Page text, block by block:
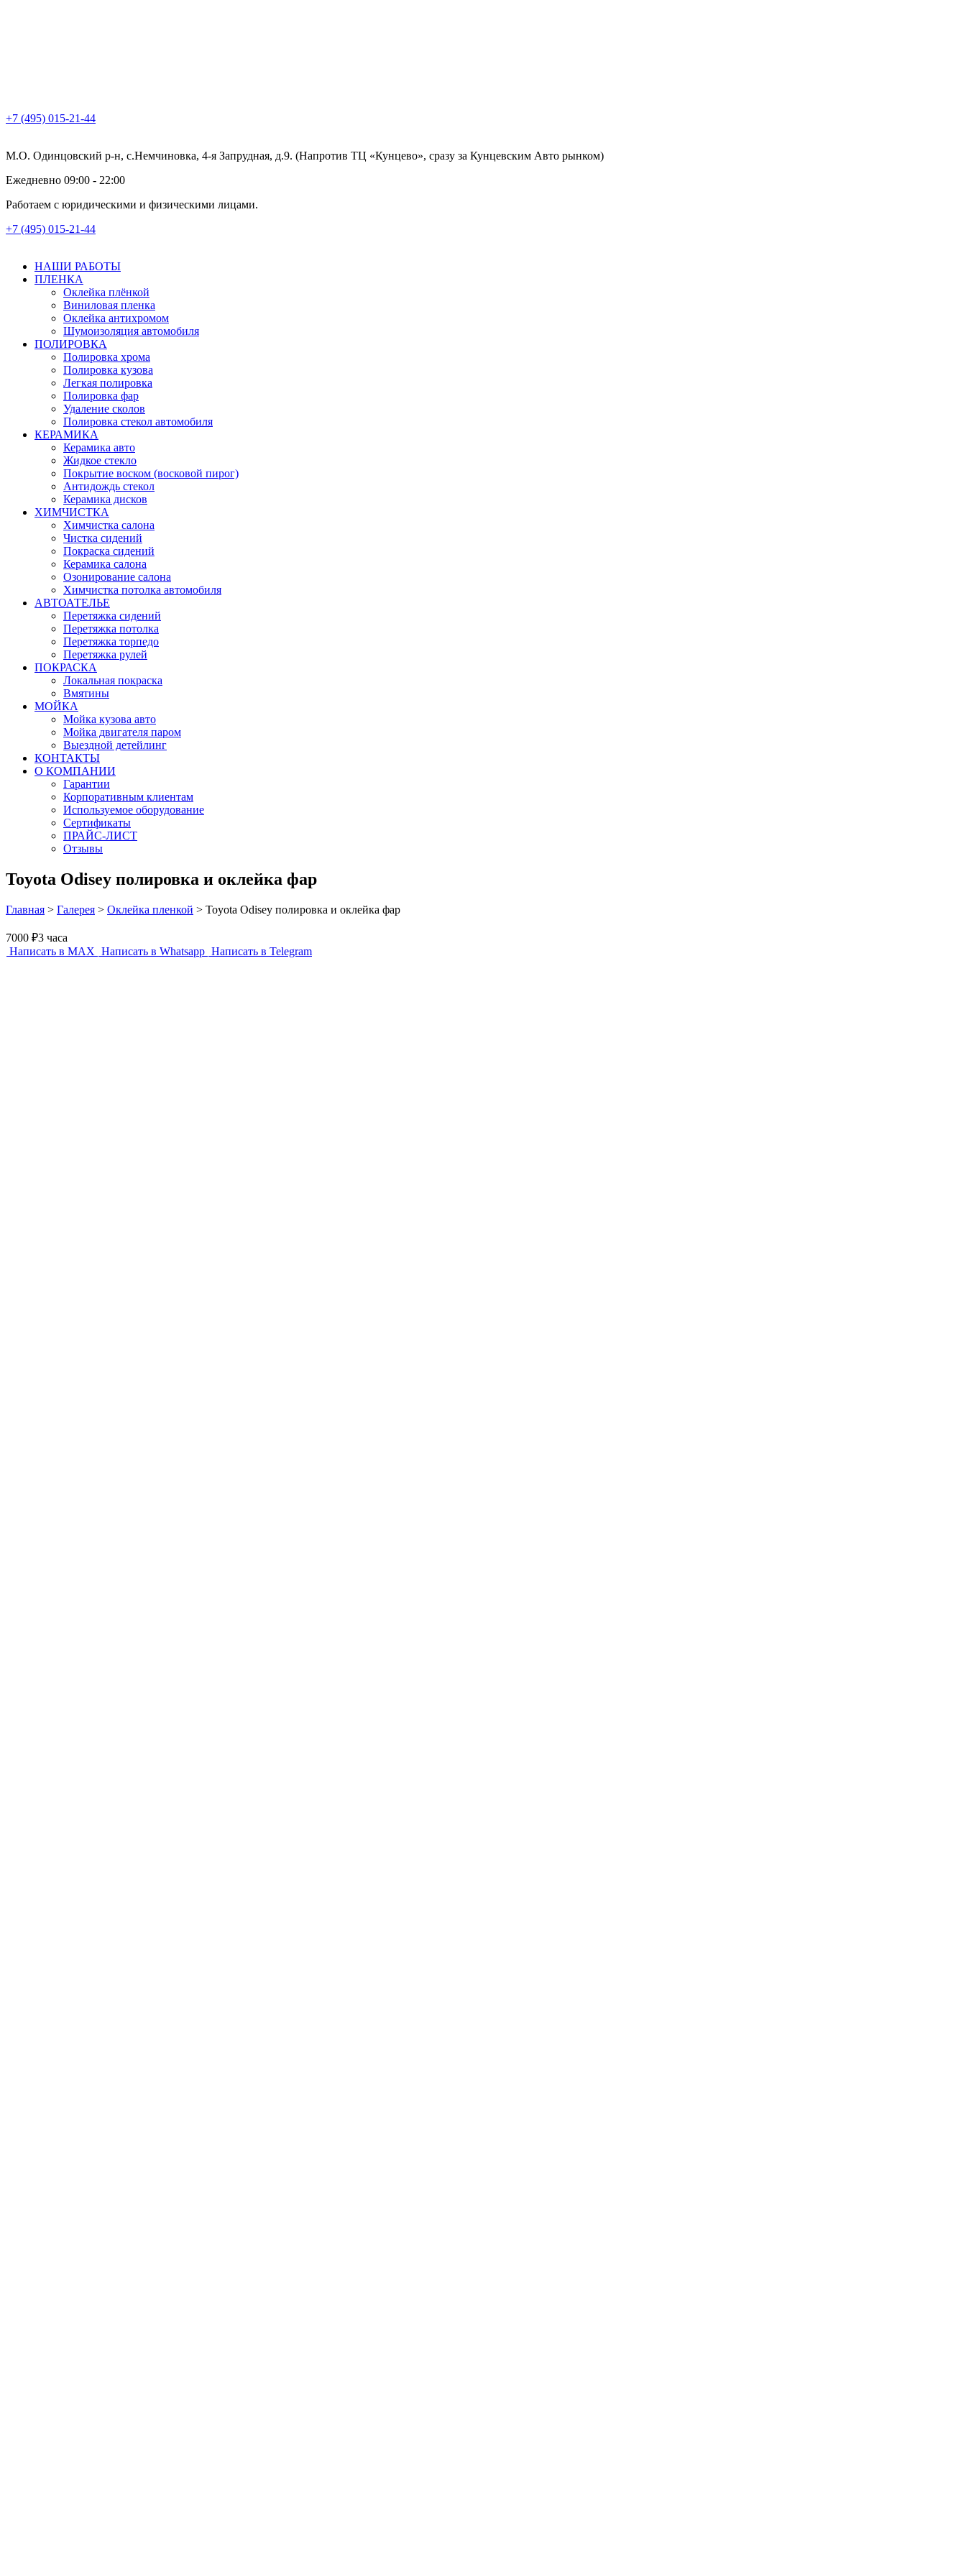
+7 (495) 015-21-44
М.О. Одинцовский р-н, с.Немчиновка, 4-я Запрудная, д.9. (Напротив ТЦ «Кунцево», сразу за Кунцевским Авто рынком)
Ежедневно 09:00 - 22:00
Работаем с юридическими и физическими лицами.
+7 (495) 015-21-44
НАШИ РАБОТЫ
ПЛЕНКА
Оклейка плёнкой
Виниловая пленка
Оклейка антихромом
Шумоизоляция автомобиля
ПОЛИРОВКА
Полировка хрома
Полировка кузова
Легкая полировка
Полировка фар
Удаление сколов
Полировка стекол автомобиля
КЕРАМИКА
Керамика авто
Жидкое стекло
Покрытие воском (восковой пирог)
Антидождь стекол
Керамика дисков
ХИМЧИСТКА
Химчистка салона
Чистка сидений
Покраска сидений
Керамика салона
Озонирование салона
Химчистка потолка автомобиля
АВТОАТЕЛЬЕ
Перетяжка сидений
Перетяжка потолка
Перетяжка торпедо
Перетяжка рулей
ПОКРАСКА
Локальная покраска
Вмятины
МОЙКА
Мойка кузова авто
Мойка двигателя паром
Выездной детейлинг
КОНТАКТЫ
О КОМПАНИИ
Гарантии
Корпоративным клиентам
Используемое оборудование
Сертификаты
ПРАЙС-ЛИСТ
Отзывы
Toyota Odisey полировка и оклейка фар
Главная > Галерея > Оклейка пленкой > Toyota Odisey полировка и оклейка фар
7000 ₽3 часа
Написать в MAX Написать в Whatsapp Написать в Telegram